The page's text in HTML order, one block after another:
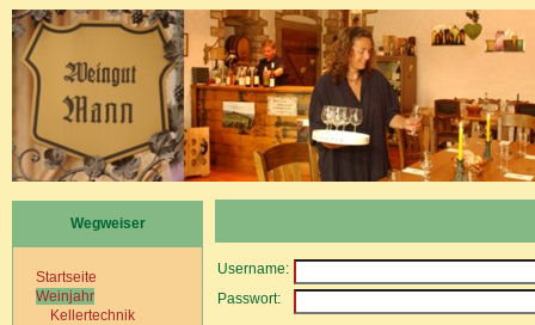
Wegweiser
Startseite
Weinjahr
Kellertechnik
Username:
Passwort: